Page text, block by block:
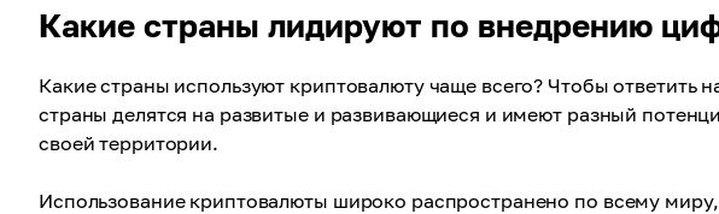
Какие страны лидируют по внедрению
Какие страны используют криптовалюту чаще всего? Чтобы ответить
страны делятся на развитые и развивающиеся и имеют разный
своей территории.
Использование криптовалюты широко распространено по всему